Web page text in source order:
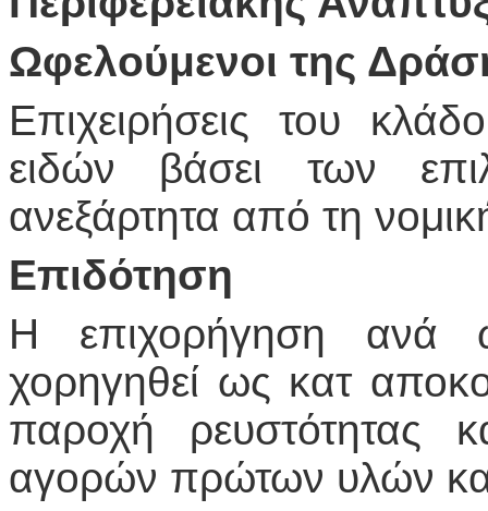
Ωφελούμενοι της
Επιχειρήσεις του
ειδών βάσει των
ανεξάρτητα από τη
Επιδότηση
Η επιχορήγηση ανά
χορηγηθεί ως κατ
παροχή ρευστότητας
αγορών πρώτων υλών